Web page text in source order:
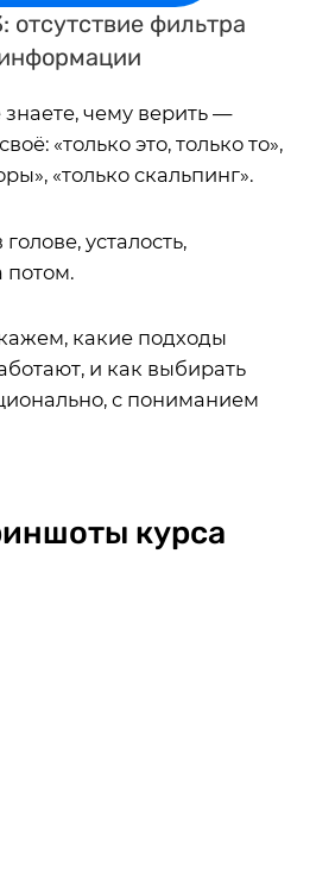
отсутствие фильтра
чему верить —
«только это, только то»,
«только скальпинг».
голове, усталость,
потом.
какие подходы
и как выбирать
с пониманием
курса